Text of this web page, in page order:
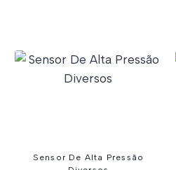
Sensor De Alta Pressão